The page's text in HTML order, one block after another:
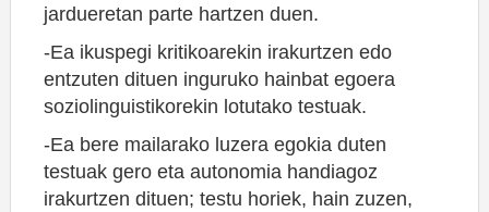
jardueretan parte hartzen duen.
-Ea ikuspegi kritikoarekin irakurtzen edo
entzuten dituen inguruko hainbat egoera
soziolinguistikorekin lotutako testuak.
-Ea bere mailarako luzera egokia duten
testuak gero eta autonomia handiagoz
irakurtzen dituen; testu horiek, hain zuzen,